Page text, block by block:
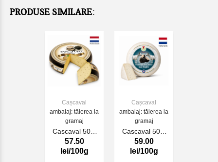
PRODUSE SIMILARE:
Cașcaval
ambalaj: tăierea la
gramaj
Cascaval 50%
Farm Tartufo
(070675)
57.50
lei/100g
Cașcaval
ambalaj: tăierea la
gramaj
Cascaval 50%
Goat Fianco
Truffle
59.00
lei/100g